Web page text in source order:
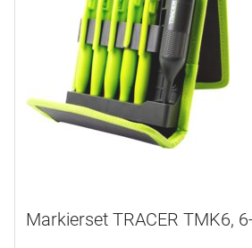
Markierset TRACER TMK6,